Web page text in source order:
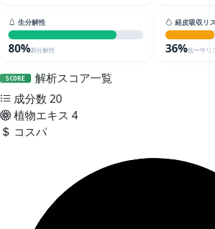
生分解性
80%易分解性
経皮吸収リ
36%低〜中リ
SCORE
解析スコア一覧
成分数 20
植物エキス 4
コスパ